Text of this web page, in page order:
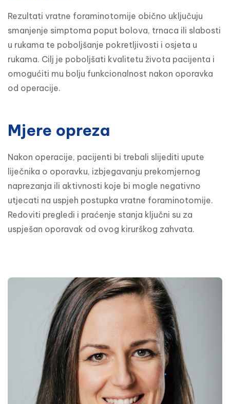
Rezultati vratne foraminotomije obično uključuju
smanjenje simptoma poput bolova, trnaca ili slabosti
u rukama te poboljšanje pokretljivosti i osjeta u
rukama. Cilj je poboljšati kvalitetu života pacijenta i
omogućiti mu bolju funkcionalnost nakon oporavka
od operacije.
Mjere opreza
Nakon operacije, pacijenti bi trebali slijediti upute
liječnika o oporavku, izbjegavanju prekomjernog
naprezanja ili aktivnosti koje bi mogle negativno
utjecati na uspjeh postupka vratne foraminotomije.
Redoviti pregledi i praćenje stanja ključni su za
uspješan oporavak od ovog kirurškog zahvata.